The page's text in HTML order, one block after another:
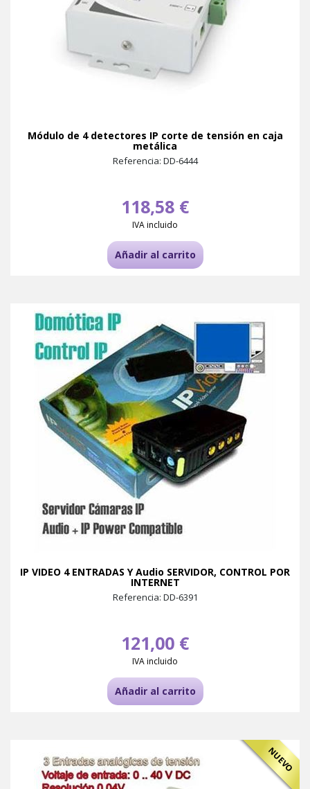
Módulo de 4 detectores IP corte de tensión en caja
metálica
Referencia: DD-6444
118,58 €
IVA incluido
Añadir al carrito
IP VIDEO 4 ENTRADAS Y Audio SERVIDOR, CONTROL POR
INTERNET
Referencia: DD-6391
121,00 €
IVA incluido
Añadir al carrito
NUEVO